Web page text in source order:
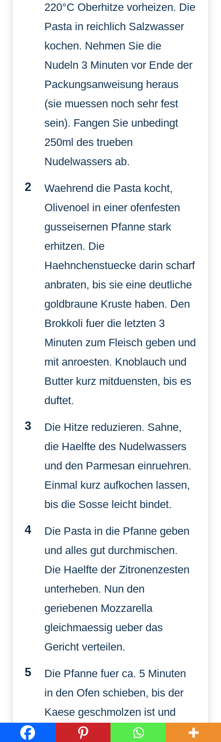
220°C Oberhitze vorheizen. Die
Pasta in reichlich Salzwasser
kochen. Nehmen Sie die
Nudeln 3 Minuten vor Ende der
Packungsanweisung heraus
(sie muessen noch sehr fest
sein). Fangen Sie unbedingt
250ml des trueben
Nudelwassers ab.
Waehrend die Pasta kocht,
Olivenoel in einer ofenfesten
gusseisernen Pfanne stark
erhitzen. Die
Haehnchenstuecke darin scharf
anbraten, bis sie eine deutliche
goldbraune Kruste haben. Den
Brokkoli fuer die letzten 3
Minuten zum Fleisch geben und
mit anroesten. Knoblauch und
Butter kurz mitduensten, bis es
duftet.
Die Hitze reduzieren. Sahne,
die Haelfte des Nudelwassers
und den Parmesan einruehren.
Einmal kurz aufkochen lassen,
bis die Sosse leicht bindet.
Die Pasta in die Pfanne geben
und alles gut durchmischen.
Die Haelfte der Zitronenzesten
unterheben. Nun den
geriebenen Mozzarella
gleichmaessig ueber das
Gericht verteilen.
Die Pfanne fuer ca. 5 Minuten
in den Ofen schieben, bis der
Kaese geschmolzen ist und
leichte goldbraune Blasen wirft